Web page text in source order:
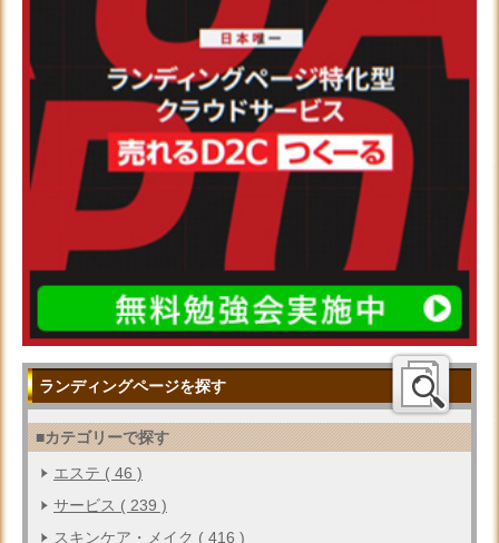
ランディングページを探す
■カテゴリーで探す
エステ ( 46 )
サービス ( 239 )
スキンケア・メイク ( 416 )